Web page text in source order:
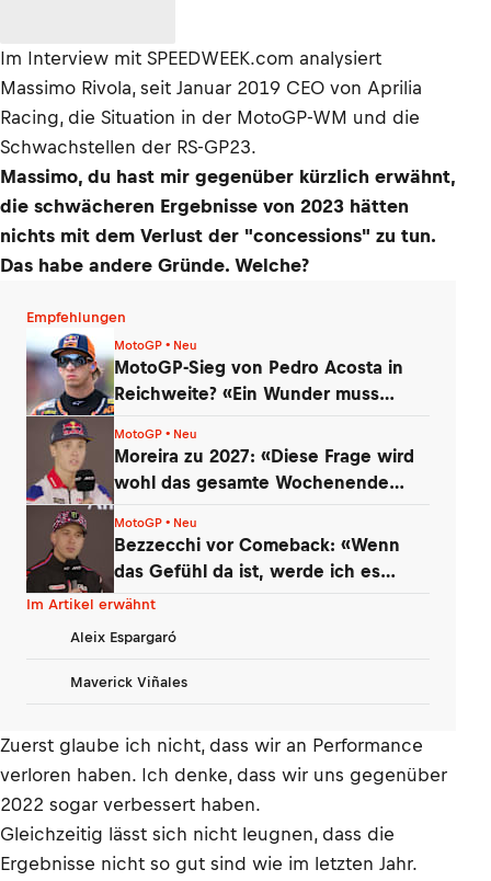
Im Interview mit SPEEDWEEK.com analysiert
Massimo Rivola, seit Januar 2019 CEO von Aprilia
Racing, die Situation in der MotoGP-WM und die
Schwachstellen der RS-GP23.
Massimo, du hast mir gegenüber kürzlich erwähnt,
die schwächeren Ergebnisse von 2023 hätten
nichts mit dem Verlust der "concessions" zu tun.
Das habe andere Gründe. Welche?
Empfehlungen
MotoGP • Neu
MotoGP-Sieg von Pedro Acosta in
Reichweite? «Ein Wunder muss
MotoGP • Neu
Moreira zu 2027: «Diese Frage wird
wohl das gesamte Wochenende
MotoGP • Neu
Bezzecchi vor Comeback: «Wenn
das Gefühl da ist, werde ich es
versuchen!»
Im Artikel erwähnt
Aleix Espargaró
Maverick Viñales
Zuerst glaube ich nicht, dass wir an Performance
verloren haben. Ich denke, dass wir uns gegenüber
2022 sogar verbessert haben.
Gleichzeitig lässt sich nicht leugnen, dass die
Ergebnisse nicht so gut sind wie im letzten Jahr.